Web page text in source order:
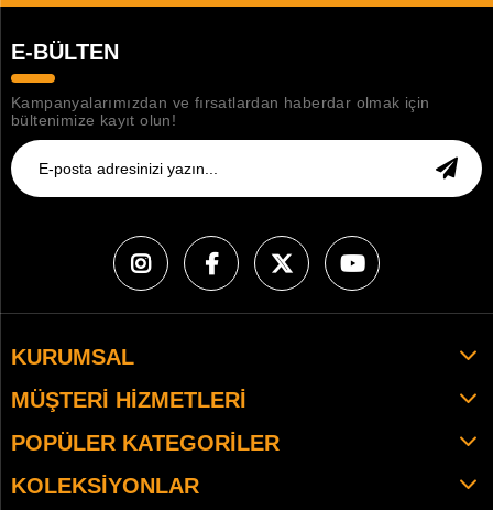
E-BÜLTEN
Kampanyalarımızdan ve fırsatlardan haberdar olmak için
bültenimize kayıt olun!
KURUMSAL
MÜŞTERI HIZMETLERI
POPÜLER KATEGORILER
KOLEKSIYONLAR